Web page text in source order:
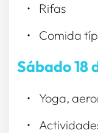
Rifas
Comida
Sábado 18
Yoga,